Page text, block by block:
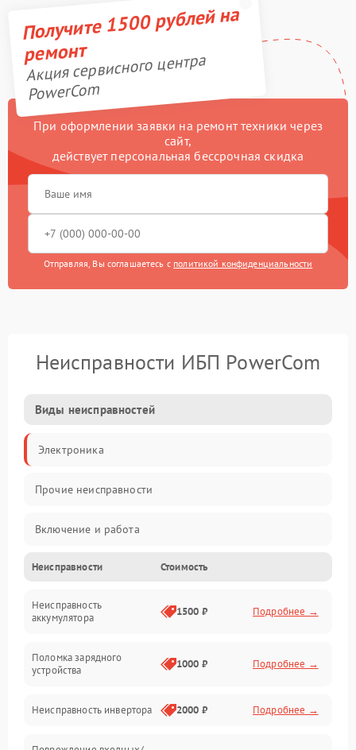
Получите 1500 рублей на
ремонт
Акция сервисного центра
PowerCom
При оформлении заявки на ремонт техники через
сайт,
действует персональная бессрочная скидка
Отправляя, Вы соглашаетесь с политикой конфиденциальности
Неисправности ИБП PowerCom
Виды неисправностей
Электроника
Прочие неисправности
Включение и работа
Работа с нагрузкой
Звук и индикация
Неисправности Стоимость
Неисправность
аккумулятора
1500 ₽ Подробнее →
Поломка зарядного
устройства
1000 ₽ Подробнее →
Неисправность инвертора 2000 ₽ Подробнее →